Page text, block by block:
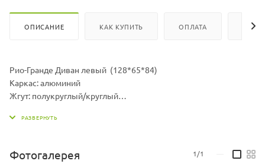
ОПИСАНИЕ КАК КУПИТЬ ОПЛАТА
Рио-Гранде Диван левый (128*65*84)
Каркас: алюминий
Жгут: полукруглый/круглый
Материал подушки: Чехол - ткань мебельная, наполнитель -
Комплект может быть изготовлен в различных жгутах, также
вы можете выбрать другой цвет подушек.
Фотогалерея 1/1